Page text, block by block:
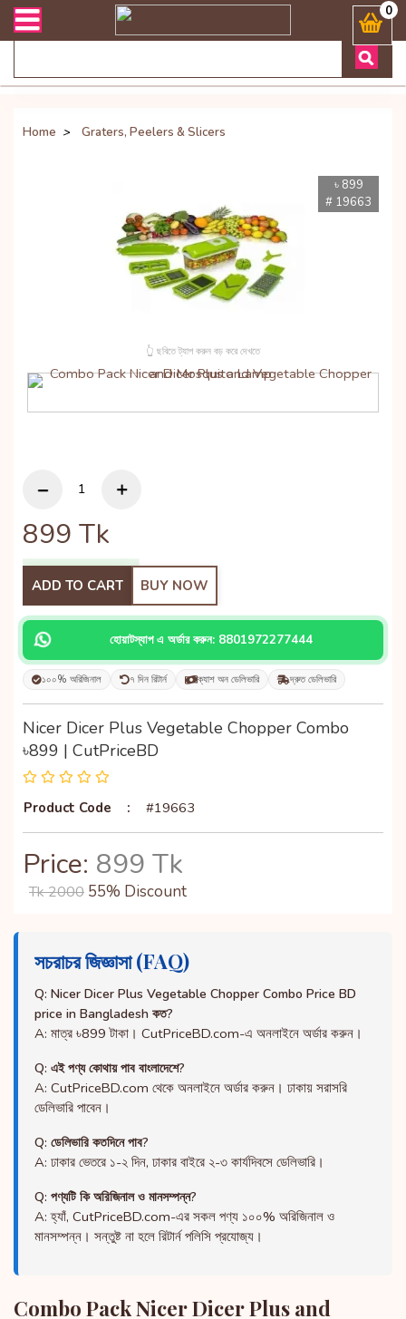
যেকোনো জিজ্ঞাসায় কল করুনঃ ( Whatsapp ) 8801972277444 0
Home > Graters, Peelers & Slicers
৳ 899
# 19663
👆 ছবিতে ট্যাপ করুন বড় করে দেখতে
899 Tk
ADD TO CART BUY NOW
হোয়াটস্যাপ এ অর্ডার করুন: 8801972277444
১০০% অরিজিনাল ৭ দিন রিটার্ন ক্যাশ অন ডেলিভারি দ্রুত ডেলিভারি
Nicer Dicer Plus Vegetable Chopper Combo
৳899 | CutPriceBD
Product Code : #19663
Price: 899 Tk
Tk 2000 55% Discount
সচরাচর জিজ্ঞাসা (FAQ)
Q: Nicer Dicer Plus Vegetable Chopper Combo Price BD
price in Bangladesh কত?
A: মাত্র ৳899 টাকা। CutPriceBD.com-এ অনলাইনে অর্ডার করুন।
Q: এই পণ্য কোথায় পাব বাংলাদেশে?
A: CutPriceBD.com থেকে অনলাইনে অর্ডার করুন। ঢাকায় সরাসরি
ডেলিভারি পাবেন।
Q: ডেলিভারি কতদিনে পাব?
A: ঢাকার ভেতরে ১-২ দিন, ঢাকার বাইরে ২-৩ কার্যদিবসে ডেলিভারি।
Q: পণ্যটি কি অরিজিনাল ও মানসম্পন্ন?
A: হ্যাঁ, CutPriceBD.com-এর সকল পণ্য ১০০% অরিজিনাল ও
মানসম্পন্ন। সন্তুষ্ট না হলে রিটার্ন পলিসি প্রযোজ্য।
Combo Pack Nicer Dicer Plus and